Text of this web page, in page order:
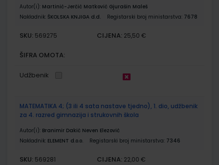
Autor(i): Martinić-Jerčić Matković Gjurašin Maleš
Nakladnik: ŠKOLSKA KNJIGA d.d. Registarski broj ministarstva: 7678
SKU: 569275 CIJENA: 25,50 €
ŠIFRA OMOTA:
Udžbenik
MATEMATIKA 4; (3 ili 4 sata nastave tjedno), 1. dio, udžbenik
za 4. razred gimnazija i strukovnih škola
Autor(i): Branimir Dakić Neven Elezović
Nakladnik: ELEMENT d.o.o. Registarski broj ministarstva: 7346
SKU: 569281 CIJENA: 22,00 €